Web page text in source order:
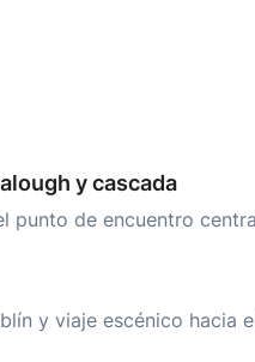
y cascada
punto de encuentro
y viaje escénico hacia